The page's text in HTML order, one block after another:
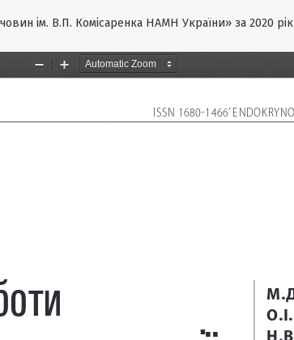
ім. В.П. Комісаренка НАМН України» за 2020 рік